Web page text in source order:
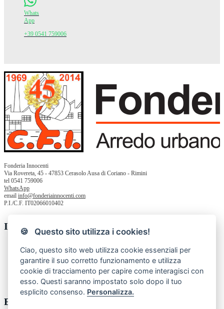
Whats
App
+39 0541 759006
Fonderia Innocenti
Via Rovereta, 45 - 47853 Cerasolo Ausa di Coriano - Rimini
tel 0541 759006
WhatsApp
email info@fonderiainnocenti.com
P.I./C.F. IT02066010402
Informazioni
Chi siamo
Privacy Policy
Termini e condizioni
Contatti
Resi
Enti pubblici
🍪 Questo sito utilizza i cookies!
Ciao, questo sito web utilizza cookie essenziali per
garantire il suo corretto funzionamento e utilizza
cookie di tracciamento per capire come interagisci con
esso. Questi saranno impostato solo dopo il tuo
esplicito consenso. Personalizza.